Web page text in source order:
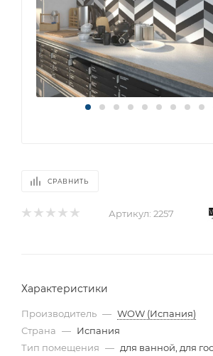
СРАВНИТЬ
Артикул: 2257
Характеристики
Производитель — WOW (Испания)
Страна — Испания
Тип помещения — для ванной, для